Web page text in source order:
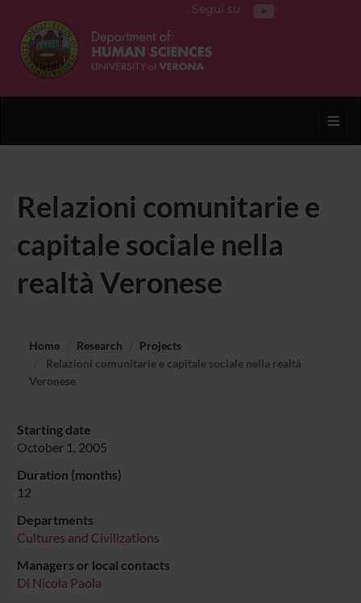
Segui su
Relazioni comunitarie e
capitale sociale nella
realtà Veronese
Home Research
Projects
Relazioni comunitarie e capitale sociale nella realtà
Veronese
Starting date
October 1, 2005
Duration (months)
12
Departments
Cultures and Civilizations
Managers or local contacts
Di Nicola Paola